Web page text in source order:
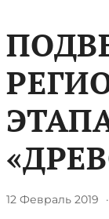
12 Февраль 2019 ·